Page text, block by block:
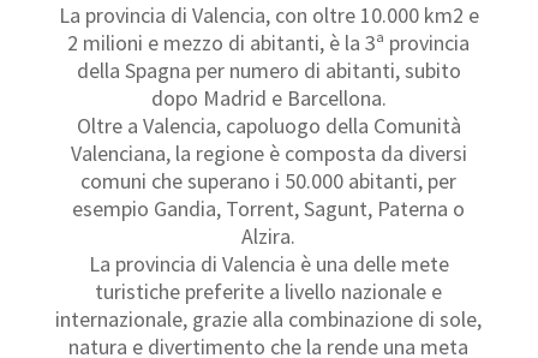
La provincia di Valencia, con oltre 10.000 km2 e
2 milioni e mezzo di abitanti, è la 3ª provincia
della Spagna per numero di abitanti, subito
dopo Madrid e Barcellona.
Oltre a Valencia, capoluogo della Comunità
Valenciana, la regione è composta da diversi
comuni che superano i 50.000 abitanti, per
esempio Gandia, Torrent, Sagunt, Paterna o
Alzira.
La provincia di Valencia è una delle mete
turistiche preferite a livello nazionale e
internazionale, grazie alla combinazione di sole,
natura e divertimento che la rende una meta